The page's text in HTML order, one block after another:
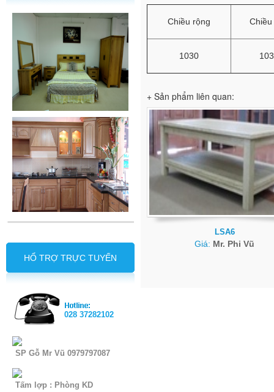
HỔ TRỢ TRỰC TUYẾN
028 37282102
SP Gỗ Mr Vũ 0979797087
Tấm lợp : Phòng KD
Chiều rộng
1030
+ Sản phẩm liên quan:
LSA6
Giá: Mr. Phi Vũ